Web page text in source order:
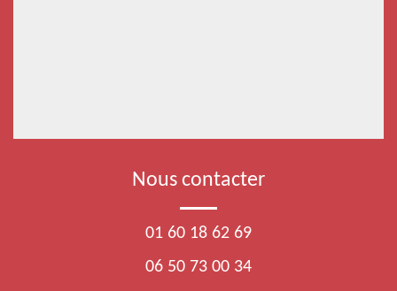
Nous contacter
01 60 18 62 69
06 50 73 00 34